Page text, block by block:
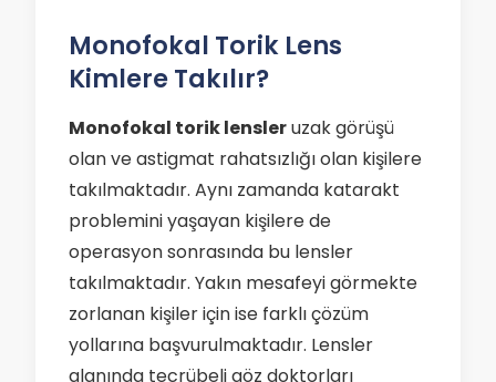
Monofokal Torik Lens
Kimlere Takılır?
Monofokal torik lensleruzak görüşü
olan ve astigmat rahatsızlığı olan kişilere
takılmaktadır. Aynı zamanda katarakt
problemini yaşayan kişilere de
operasyon sonrasında bu lensler
takılmaktadır. Yakın mesafeyi görmekte
zorlanan kişiler için ise farklı çözüm
yollarına başvurulmaktadır. Lensler
alanında tecrübeli göz doktorları